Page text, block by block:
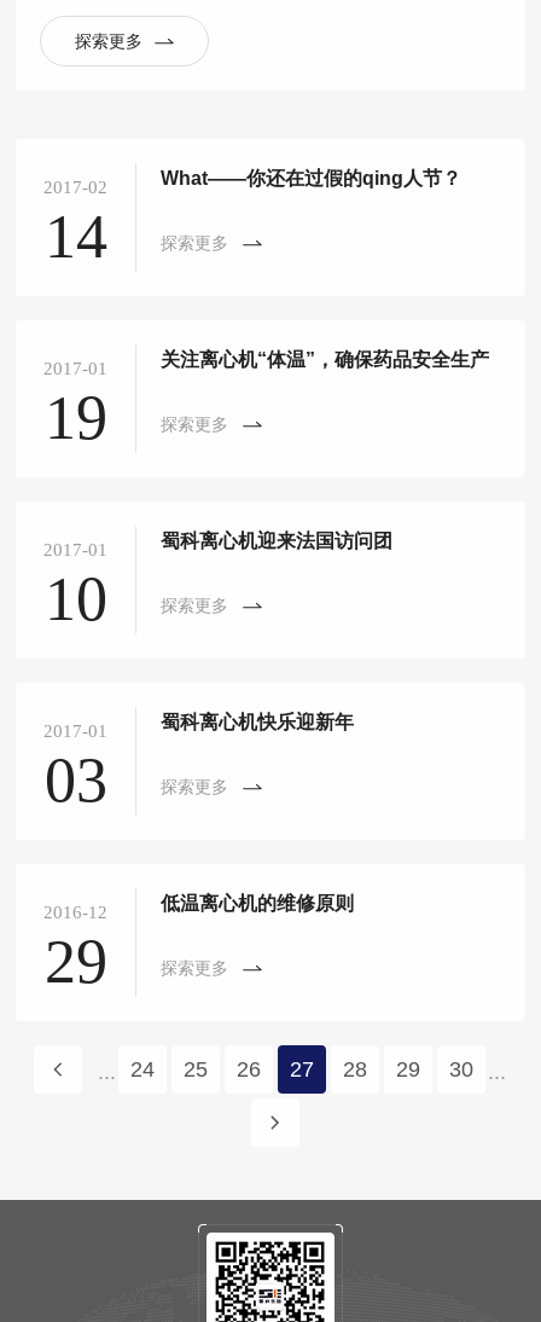
探索更多
2017-02
14
What——你还在过假的qing人节？
探索更多
2017-01
19
关注离心机“体温”，确保药品安全生产
探索更多
2017-01
10
蜀科离心机迎来法国访问团
探索更多
2017-01
03
蜀科离心机快乐迎新年
探索更多
2016-12
29
低温离心机的维修原则
探索更多
... 24 25 26 27 28 29 30 ...